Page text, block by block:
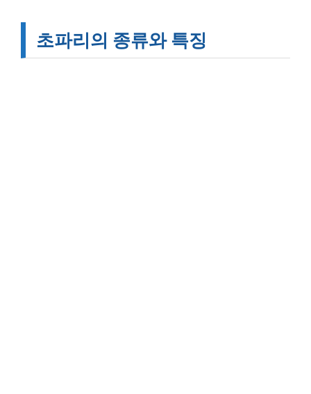
초파리의 종류와 특징